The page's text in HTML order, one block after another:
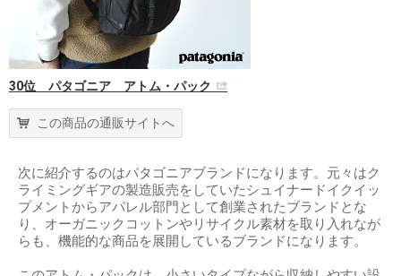
30位 パタゴニア アトム・パック
この商品の通販サイトへ
次に紹介するのはパタゴニアブランドになります。元々はク
ライミングギアの製造販売をしていたシュイナードイクイッ
プメントからアパレル部門として創業されたブランドとな
り、オーガニックコットンやリサイクル素材を取り入れなが
らも、機能的な商品を展開しているブランドになります。